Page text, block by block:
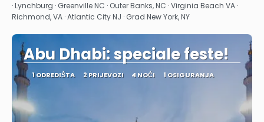
· Lynchburg · Greenville NC · Outer Banks, NC · Virginia Beach VA ·
Richmond, VA · Atlantic City NJ · Grad New York, NY
Abu Dhabi: speciale feste!
1 ODREDIŠTA 2 PRIJEVOZI 4 NOĆI 1 OSIGURANJA